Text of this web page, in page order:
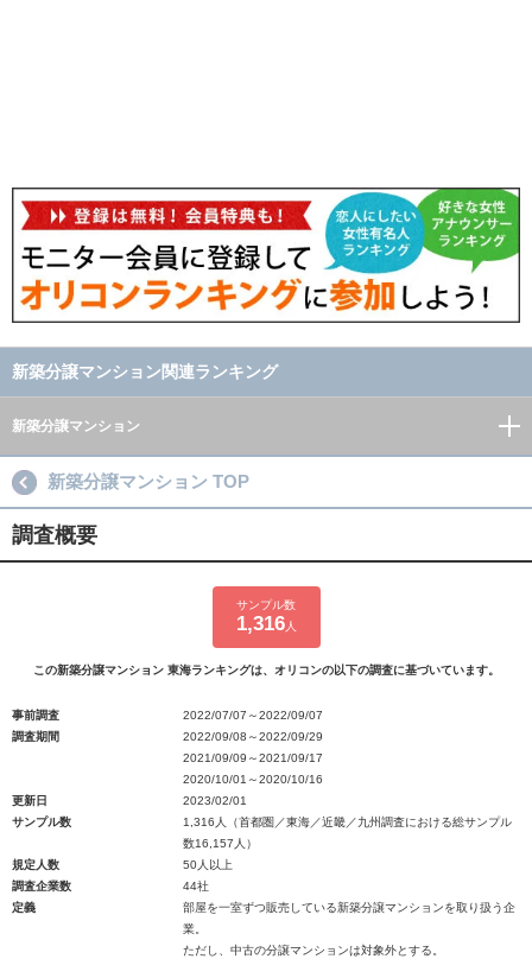
新築分譲マンション関連ランキング
新築分譲マンション
新築分譲マンション TOP
調査概要
サンプル数
1,316人
この新築分譲マンション 東海ランキングは、オリコンの以下の調査に基づいています。
事前調査
2022/07/07～2022/09/07
調査期間
2022/09/08～2022/09/29
2021/09/09～2021/09/17
2020/10/01～2020/10/16
更新日
2023/02/01
サンプル数
1,316人（首都圏／東海／近畿／九州調査における総サンプル
数16,157人）
規定人数
50人以上
調査企業数
44社
定義
部屋を一室ずつ販売している新築分譲マンションを取り扱う企
業。
ただし、中古の分譲マンションは対象外とする。